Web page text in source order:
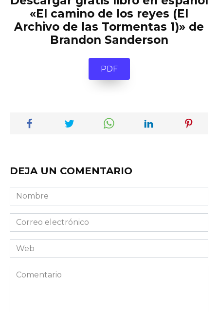
«El camino de los reyes (El
Archivo de las Tormentas 1)» de
Brandon Sanderson
PDF
DEJA UN COMENTARIO
Nombre
Correo
electrónico
Web
Comentario